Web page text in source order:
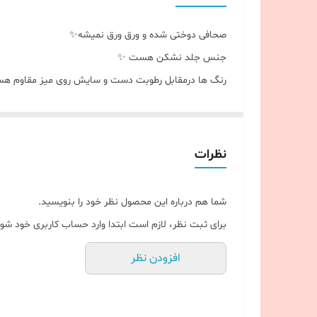
صحافی دوختی شده و ورق ورق نمیشه✨️
جنس جلد نشکن هست ✨️
رنگ ها درمقابل رطوبت دست و سایش روی میز مقاوم
نظرات
شما هم درباره این محصول نظر خود را بنویسید.
برای ثبت نظر، لازم است ابتدا وارد حساب کاربری خود
افزودن نظر